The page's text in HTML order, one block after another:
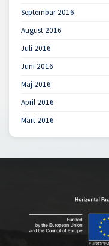
Septembar 2016
August 2016
Juli 2016
Juni 2016
Maj 2016
April 2016
Mart 2016